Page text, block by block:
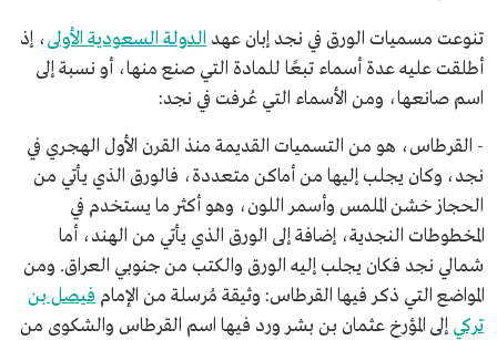
تنوعت مسميات الورق في نجد إبان عهد الدولة السعودية الأولى، إذ
أطلقت عليه عدة أسماء تبعًا للمادة التي صنع منها، أو نسبة إلى
اسم صانعها، ومن الأسماء التي عُرفت في نجد:
- القرطاس، هو من التسميات القديمة منذ القرن الأول الهجري في
نجد، وكان يجلب إليها من أماكن متعددة، فالورق الذي يأتي من
الحجاز خشن الملمس وأسمر اللون، وهو أكثر ما يستخدم في
المخطوطات النجدية، إضافة إلى الورق الذي يأتي من الهند، أما
شمالي نجد فكان يجلب إليه الورق والكتب من جنوبي العراق. ومن
المواضع التي ذكر فيها القرطاس: وثيقة مُرسلة من الإمام فيصل بن
تركي إلى المؤرخ عثمان بن بشر ورد فيها اسم القرطاس والشكوى من